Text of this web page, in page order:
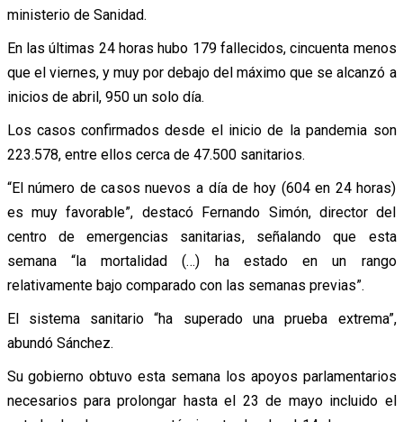
ministerio de Sanidad.
En las últimas 24 horas hubo 179 fallecidos, cincuenta menos
que el viernes, y muy por debajo del máximo que se alcanzó a
inicios de abril, 950 un solo día.
Los casos confirmados desde el inicio de la pandemia son
223.578, entre ellos cerca de 47.500 sanitarios.
“El número de casos nuevos a día de hoy (604 en 24 horas)
es muy favorable”, destacó Fernando Simón, director del
centro de emergencias sanitarias, señalando que esta
semana “la mortalidad (…) ha estado en un rango
relativamente bajo comparado con las semanas previas”.
El sistema sanitario “ha superado una prueba extrema”,
abundó Sánchez.
Su gobierno obtuvo esta semana los apoyos parlamentarios
necesarios para prolongar hasta el 23 de mayo incluido el